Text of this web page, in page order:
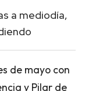
a mediodía,
de mayo con
y Pilar de